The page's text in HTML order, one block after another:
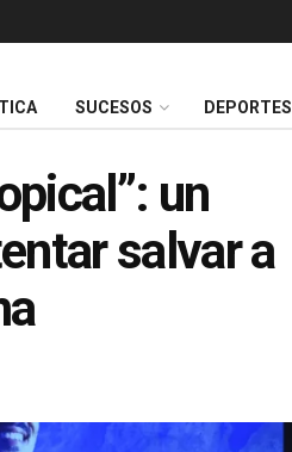
SUCESOS DEPORTES
un
salvar a